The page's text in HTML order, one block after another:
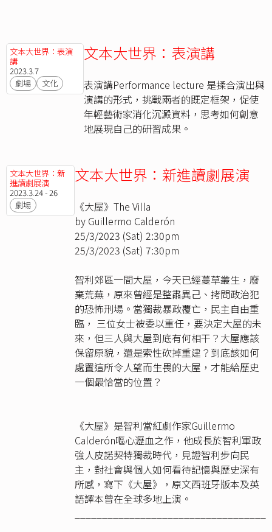
文本大世界：表演
講
2023.3.7
劇場
文化
文本大世界：表演講
表演講Performance lecture 是揉合演出與
演講的形式，挑戰兩者的既定框架，促使
年輕藝術家消化沉澱資料，思考如何創意
地展現自己的研習成果。
文本大世界：新
進讀劇展演
2023.3.24 - 26
劇場
文本大世界：新進讀劇展演
《大屋》The Villa
by Guillermo Calderón
25/3/2023 (Sat) 2:30pm
25/3/2023 (Sat) 7:30pm
智利郊區一間大屋，今天已經蔓草叢生，廢
棄荒蕪，原來曾經是整肅異己、拷問政治犯
的恐怖刑場。當獨裁暴政覆亡，民主自由重
臨， 三位女士被委以重任，要決定大屋的未
來，但三人與大屋到底有何相干？大屋應該
保留原貌，還是索性砍掉重建？到底該如何
處置這所令人望而生畏的大屋，才能給歷史
一個最恰當的位置？
《大屋》是智利當紅劇作家Guillermo
Calderón嘔心瀝血之作，他成長於智利軍政
強人皮諾契特獨裁時代，見證智利步向民
主，對社會與個人如何看待記憶與歷史深有
所感，寫下《大屋》，原文西班牙版本及英
語譯本曾在全球多地上演。